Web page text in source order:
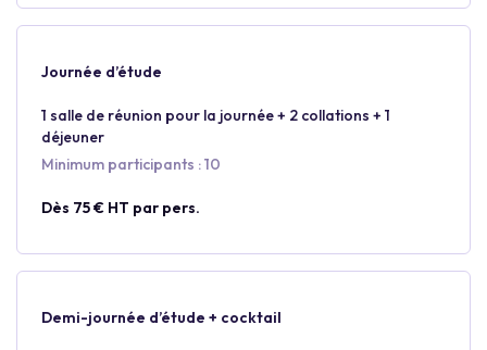
Journée d’étude
1 salle de réunion pour la journée + 2 collations + 1
déjeuner
Minimum participants : 10
Dès 75 € HT par pers.
Demi-journée d’étude + cocktail